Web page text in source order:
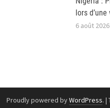
lors
6 août 2026
Proudly powered byWordPress. |